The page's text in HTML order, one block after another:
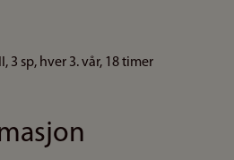
3 sp, hver 3. vår, 18 timer